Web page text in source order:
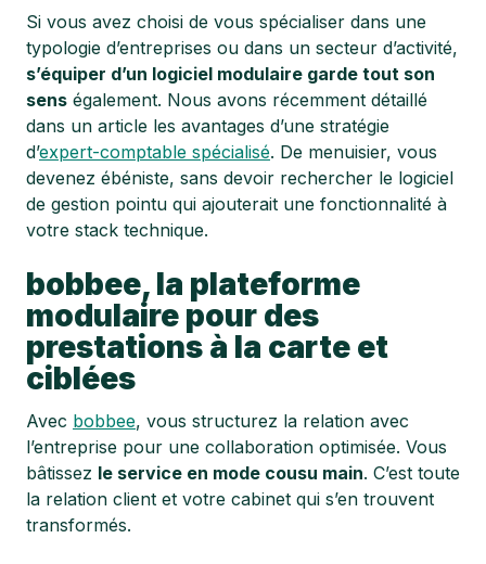
Si vous avez choisi de vous spécialiser dans une
typologie d’entreprises ou dans un secteur d’activité,
s’équiper d’un logiciel modulaire garde tout son
sens également. Nous avons récemment détaillé
dans un article les avantages d’une stratégie
d’expert-comptable spécialisé. De menuisier, vous
devenez ébéniste, sans devoir rechercher le logiciel
de gestion pointu qui ajouterait une fonctionnalité à
votre stack technique.
bobbee, la plateforme
modulaire pour des
prestations à la carte et
ciblées
Avec bobbee, vous structurez la relation avec
l’entreprise pour une collaboration optimisée. Vous
bâtissez le service en mode cousu main. C’est toute
la relation client et votre cabinet qui s’en trouvent
transformés.